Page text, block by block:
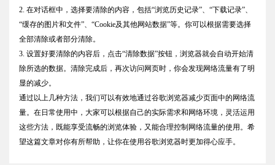
2. 在对话框中，选择要清除的内容，包括“浏览历史记录”、“下载记录”、
“缓存的图片和文件”、“Cookie及其他网站数据”等。你可以根据需要选择
全部清除或者部分清除。
3. 设置好要清除的内容后，点击“清除数据”按钮，浏览器就会自动开始清
除所选的数据。清除完成后，再次访问网页时，你会发现网络流量有了明
显的减少。
通过以上几种方法，我们可以有效地通过谷歌浏览器减少页面中的网络流
量。在日常使用中，大家可以根据自己的实际需求和网络环境，灵活运用
这些方法，既能享受流畅的浏览体验，又能合理控制网络流量的使用。希
望这篇文章对你有所帮助，让你在使用谷歌浏览器时更加得心应手。